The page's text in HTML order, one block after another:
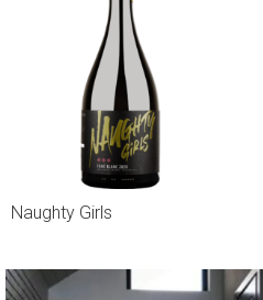
Naughty Girls